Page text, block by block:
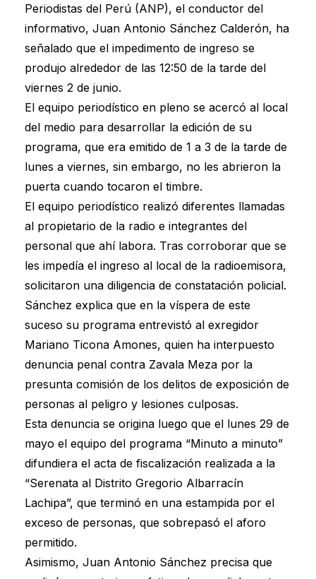
Periodistas del Perú (ANP), el conductor del
informativo, Juan Antonio Sánchez Calderón, ha
señalado que el impedimento de ingreso se
produjo alrededor de las 12:50 de la tarde del
viernes 2 de junio.
El equipo periodístico en pleno se acercó al local
del medio para desarrollar la edición de su
programa, que era emitido de 1 a 3 de la tarde de
lunes a viernes, sin embargo, no les abrieron la
puerta cuando tocaron el timbre.
El equipo periodístico realizó diferentes llamadas
al propietario de la radio e integrantes del
personal que ahí labora. Tras corroborar que se
les impedía el ingreso al local de la radioemisora,
solicitaron una diligencia de constatación policial.
Sánchez explica que en la víspera de este
suceso su programa entrevistó al exregidor
Mariano Ticona Amones, quien ha interpuesto
denuncia penal contra Zavala Meza por la
presunta comisión de los delitos de exposición de
personas al peligro y lesiones culposas.
Esta denuncia se origina luego que el lunes 29 de
mayo el equipo del programa “Minuto a minuto”
difundiera el acta de fiscalización realizada a la
“Serenata al Distrito Gregorio Albarracín
Lachipa”, que terminó en una estampida por el
exceso de personas, que sobrepasó el aforo
permitido.
Asimismo, Juan Antonio Sánchez precisa que